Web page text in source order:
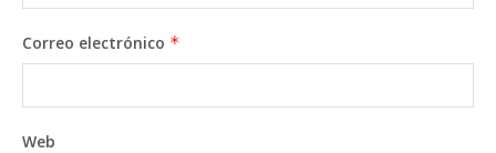
Correo electrónico *
Web